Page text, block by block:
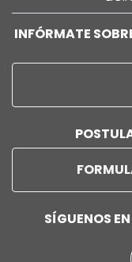
INFÓRMATE
SÍGUENOS